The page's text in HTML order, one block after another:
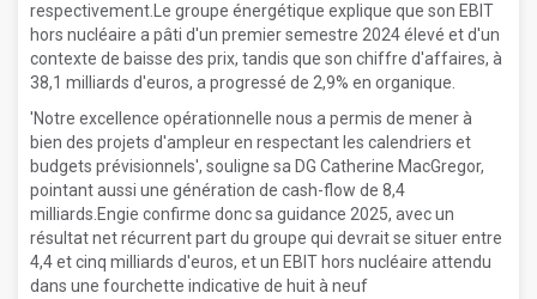
respectivement.Le groupe énergétique explique que son EBIT
hors nucléaire a pâti d'un premier semestre 2024 élevé et d'un
contexte de baisse des prix, tandis que son chiffre d'affaires, à
38,1 milliards d'euros, a progressé de 2,9% en organique.
'Notre excellence opérationnelle nous a permis de mener à
bien des projets d'ampleur en respectant les calendriers et
budgets prévisionnels', souligne sa DG Catherine MacGregor,
pointant aussi une génération de cash-flow de 8,4
milliards.Engie confirme donc sa guidance 2025, avec un
résultat net récurrent part du groupe qui devrait se situer entre
4,4 et cinq milliards d'euros, et un EBIT hors nucléaire attendu
dans une fourchette indicative de huit à neuf